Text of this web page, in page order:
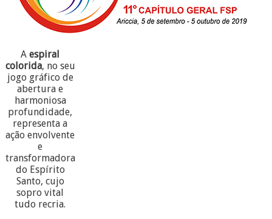
Aespiral
colorida, no seu
jogo gráfico de
abertura e
harmoniosa
profundidade,
representa a
ação envolvente
e
transformadora
do Espírito
Santo, cujo
sopro vital
tudo recria.